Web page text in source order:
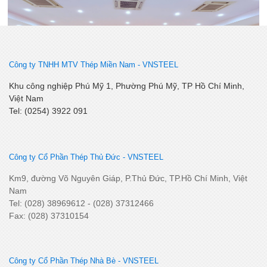
Lễ kết nạp Đảng viên mới – Chi bộ Kỹ Thuật – Chất Lượng
SSCV tăng cường kết nối, phát triển tiêu thụ tại thị trường
Công ty TNHH MTV Thép Miền Nam - VNSTEEL
Khu công nghiệp Phú Mỹ 1, Phường Phú Mỹ, TP Hồ Chí Minh,
Việt Nam
Tel: (0254) 3922 091
Công ty Cổ Phần Thép Thủ Đức - VNSTEEL
Km9, đường Võ Nguyên Giáp, P.Thủ Đức, TP.Hồ Chí Minh, Việt
Nam
Tel: (028) 38969612 - (028) 37312466
Fax: (028) 37310154
Công ty Cổ Phần Thép Nhà Bè - VNSTEEL